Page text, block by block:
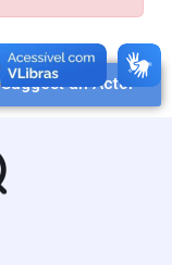
Suggest an Actor